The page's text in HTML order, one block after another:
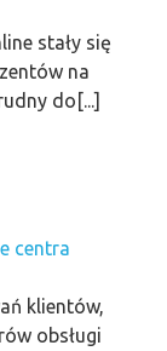
stały się
na
do[...]
centra
klientów,
obsługi